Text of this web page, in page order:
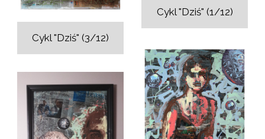
Cykl "Dziś" (1/12)
Cykl "Dziś" (3/12)